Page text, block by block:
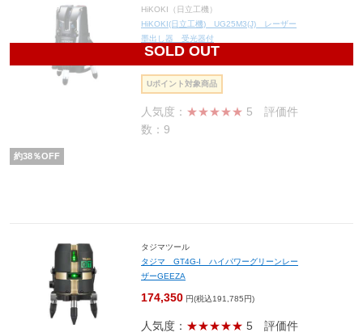
SOLD OUT
HiKOKI（日立工機）
HiKOKI(日立工機) UG25M3(J) レーザー
墨出し器 受光器付
110,360
Uポイント対象商品
人気度： ★★★★★ 5 評価件
数：9
約38％OFF
タジマツール
タジマ GT4G-I ハイパワーグリーンレー
ザーGEEZA
174,350 円(税込191,785円)
人気度： ★★★★★ 5 評価件